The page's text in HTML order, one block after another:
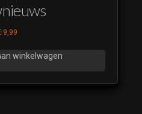
9,99
winkelwagen